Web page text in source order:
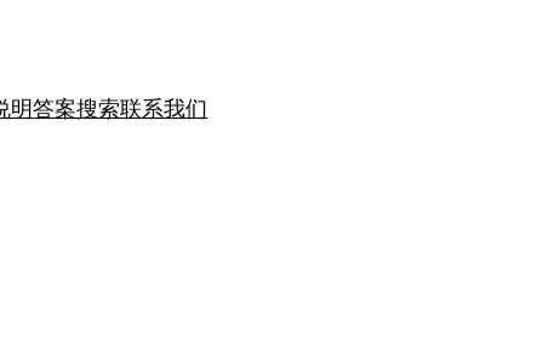
明答案搜索联系我们